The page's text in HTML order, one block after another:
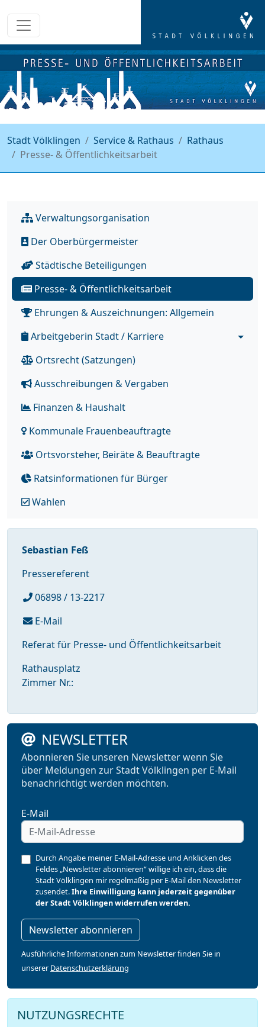
Stadt Völklingen Service & Rathaus
Rathaus
Presse- & Öffentlichkeitsarbeit
Verwaltungsorganisation
Der Oberbürgermeister
Städtische Beteiligungen
Presse- & Öffentlichkeitsarbeit
Ehrungen & Auszeichnungen: Allgemein
Arbeitgeberin Stadt / Karriere
Ortsrecht (Satzungen)
Ausschreibungen & Vergaben
Finanzen & Haushalt
Kommunale Frauenbeauftragte
Ortsvorsteher, Beiräte & Beauftragte
Ratsinformationen für Bürger
Wahlen
Sebastian Feß
Pressereferent
06898 / 13-2217
E-Mail
Referat für Presse- und Öffentlichkeitsarbeit
Rathausplatz
Zimmer Nr.:
NEWSLETTER
Abonnieren Sie unseren Newsletter wenn Sie
über Meldungen zur Stadt Völklingen per E-Mail
benachrichtigt werden möchten.
E-Mail
Durch Angabe meiner E-Mail-Adresse und Anklicken des
Feldes „Newsletter abonnieren“ willige ich ein, dass die
Stadt Völklingen mir regelmäßig per E-Mail den Newsletter
zusendet.Ihre Einwilligung kann jederzeit gegenüber
der Stadt Völklingen widerrufen werden.
Newsletter abonnieren
Ausführliche Informationen zum Newsletter finden Sie in
unserer Datenschutzerklärung
NUTZUNGSRECHTE